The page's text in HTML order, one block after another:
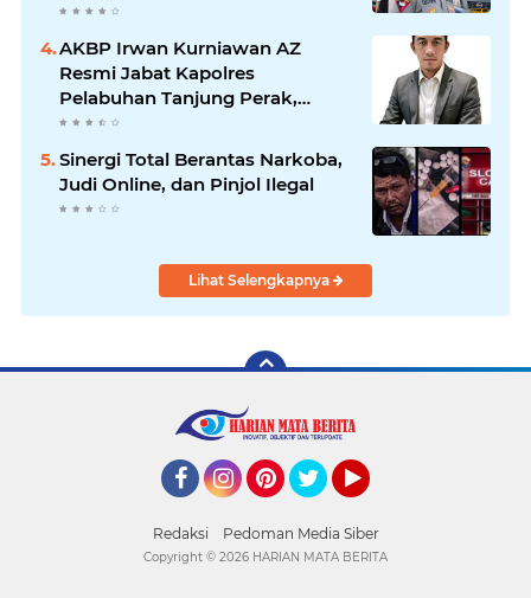
AKBP Irwan Kurniawan AZ
Resmi Jabat Kapolres
Pelabuhan Tanjung Perak,
Pimpinan Redaksi
HarianMataBerita.com
Sampaikan Ucapan Selamat
Sinergi Total Berantas Narkoba,
Judi Online, dan Pinjol Ilegal
Lihat Selengkapnya
Redaksi Pedoman Media Siber
Copyright © 2026 HARIAN MATA BERITA